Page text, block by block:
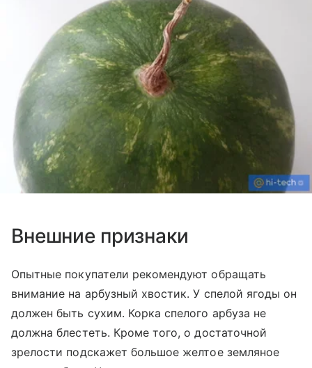
Внешние признаки
Опытные покупатели рекомендуют обращать
внимание на арбузный хвостик. У спелой ягоды он
должен быть сухим. Корка спелого арбуза не
должна блестеть. Кроме того, о достаточной
зрелости подскажет большое желтое земляное